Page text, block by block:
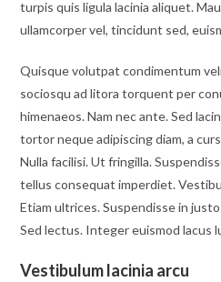
turpis quis ligula lacinia aliquet.
ullamcorper vel, tincidunt sed,
Quisque volutpat condimentum
sociosqu ad litora torquent per
himenaeos. Nam nec ante. Sed
tortor neque adipiscing diam, a
Nulla facilisi. Ut fringilla.
tellus consequat imperdiet.
Etiam ultrices. Suspendisse in
Sed lectus. Integer euismod lacus
Vestibulum lacinia arcu